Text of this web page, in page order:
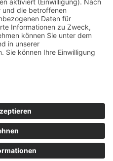
ändern